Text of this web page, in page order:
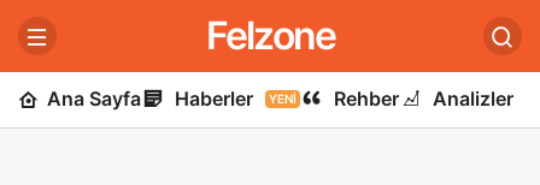
Felzone
Ana Sayfa Haberler YENI Rehber Analizler